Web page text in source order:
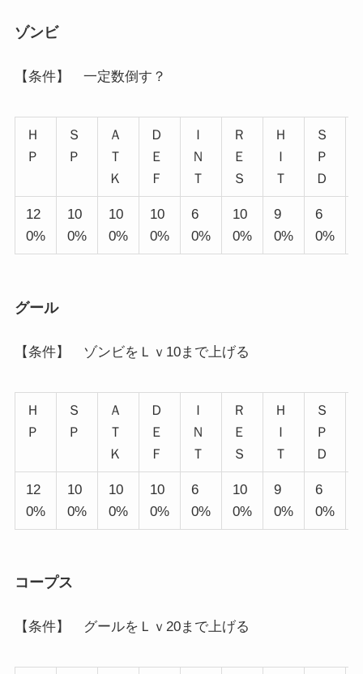
ゾンビ
【条件】 一定数倒す？
Ｈ
Ｐ
Ｓ
Ｐ
Ａ
Ｔ
Ｋ
Ｄ
Ｅ
Ｆ
Ｉ
Ｎ
Ｔ
Ｒ
Ｅ
Ｓ
Ｈ
Ｉ
Ｔ
Ｓ
Ｐ
Ｄ
12
0%
10
0%
10
0%
10
0%
6
0%
10
0%
9
0%
6
0%
グール
【条件】 ゾンビをＬｖ10まで上げる
Ｈ
Ｐ
Ｓ
Ｐ
Ａ
Ｔ
Ｋ
Ｄ
Ｅ
Ｆ
Ｉ
Ｎ
Ｔ
Ｒ
Ｅ
Ｓ
Ｈ
Ｉ
Ｔ
Ｓ
Ｐ
Ｄ
12
0%
10
0%
10
0%
10
0%
6
0%
10
0%
9
0%
6
0%
コープス
【条件】 グールをＬｖ20まで上げる